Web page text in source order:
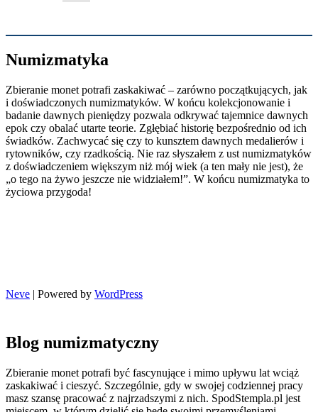
Numizmatyka
Zbieranie monet potrafi zaskakiwać – zarówno początkujących, jak
i doświadczonych numizmatyków. W końcu kolekcjonowanie i
badanie dawnych pieniędzy pozwala odkrywać tajemnice dawnych
epok czy obalać utarte teorie. Zgłębiać historię bezpośrednio od ich
świadków. Zachwycać się czy to kunsztem dawnych medalierów i
rytowników, czy rzadkością. Nie raz słyszałem z ust numizmatyków
z doświadczeniem większym niż mój wiek (a ten mały nie jest), że
„o tego na żywo jeszcze nie widziałem!”. W końcu numizmatyka to
życiowa przygoda!
Neve | Powered by WordPress
Blog numizmatyczny
Zbieranie monet potrafi być fascynujące i mimo upływu lat wciąż
zaskakiwać i cieszyć. Szczególnie, gdy w swojej codziennej pracy
masz szansę pracować z najrzadszymi z nich. SpodStempla.pl jest